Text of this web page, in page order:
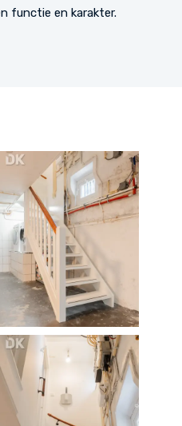
functie en karakter.